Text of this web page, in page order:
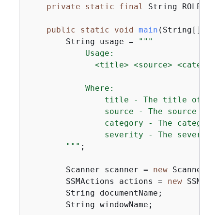
private
static final String
public static void main (String[]
        String usage =
"" "
            Usage:
<title> <source>
            Where:
title - The title of
source - The source of
category - The
severity - The
        "
"" ;
        Scanner scanner =
new
        SSMActions actions =
new
        String documentName;
        String windowName;